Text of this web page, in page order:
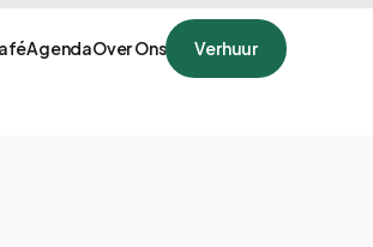
AgendaOver Ons Verhuur